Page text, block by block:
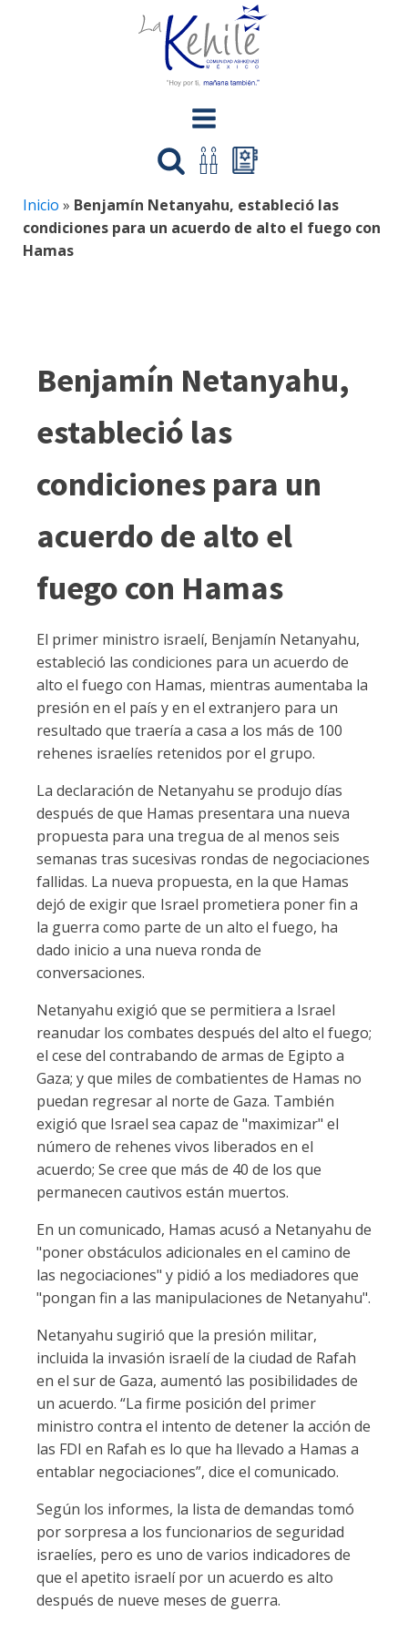
Inicio » Benjamín Netanyahu, estableció las
condiciones para un acuerdo de alto el fuego con
Hamas
Benjamín Netanyahu,
estableció las
condiciones para un
acuerdo de alto el
fuego con Hamas
El primer ministro israelí, Benjamín Netanyahu,
estableció las condiciones para un acuerdo de
alto el fuego con Hamas, mientras aumentaba la
presión en el país y en el extranjero para un
resultado que traería a casa a los más de 100
rehenes israelíes retenidos por el grupo.
La declaración de Netanyahu se produjo días
después de que Hamas presentara una nueva
propuesta para una tregua de al menos seis
semanas tras sucesivas rondas de negociaciones
fallidas. La nueva propuesta, en la que Hamas
dejó de exigir que Israel prometiera poner fin a
la guerra como parte de un alto el fuego, ha
dado inicio a una nueva ronda de
conversaciones.
Netanyahu exigió que se permitiera a Israel
reanudar los combates después del alto el fuego;
el cese del contrabando de armas de Egipto a
Gaza; y que miles de combatientes de Hamas no
puedan regresar al norte de Gaza. También
exigió que Israel sea capaz de "maximizar" el
número de rehenes vivos liberados en el
acuerdo; Se cree que más de 40 de los que
permanecen cautivos están muertos.
En un comunicado, Hamas acusó a Netanyahu de
"poner obstáculos adicionales en el camino de
las negociaciones" y pidió a los mediadores que
"pongan fin a las manipulaciones de Netanyahu".
Netanyahu sugirió que la presión militar,
incluida la invasión israelí de la ciudad de Rafah
en el sur de Gaza, aumentó las posibilidades de
un acuerdo. “La firme posición del primer
ministro contra el intento de detener la acción de
las FDI en Rafah es lo que ha llevado a Hamas a
entablar negociaciones”, dice el comunicado.
Según los informes, la lista de demandas tomó
por sorpresa a los funcionarios de seguridad
israelíes, pero es uno de varios indicadores de
que el apetito israelí por un acuerdo es alto
después de nueve meses de guerra.